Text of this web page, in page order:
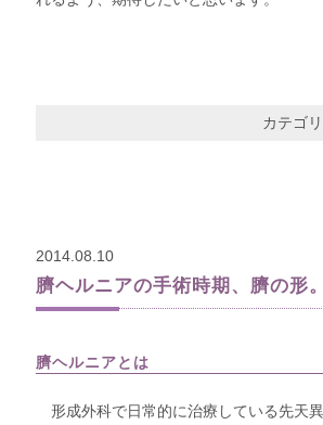
カテゴリ
2014.08.10
臍ヘルニアの手術時期、臍の形。
臍ヘルニアとは
形成外科で日常的に治療している先天